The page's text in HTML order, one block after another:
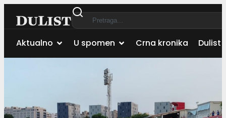
Aktualno U spomen Crna kronika Dulist